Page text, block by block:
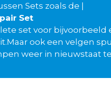
Sets zoals de |
Set
set voor
ook een velgen
weer in nieuwstaat